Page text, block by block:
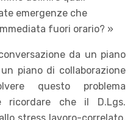
emergenze che
fuori orario? »
da un piano
piano di collaborazione
questo problema
ricordare che il D.Lgs.